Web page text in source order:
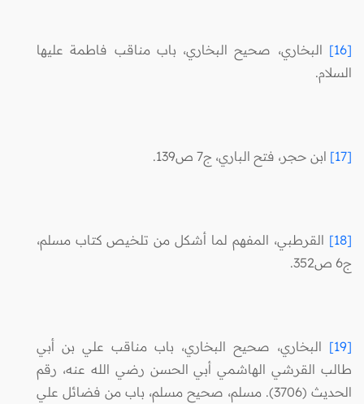
[16]
البخاري، صحيح البخاري، باب مناقب فاطمة عليها
السلام.
[17] ابن حجر، فتح الباري، ج7 ص139.
[18]
القرطبي، المفهم لما أشكل من تلخيص كتاب مسلم،
ج6 ص352.
[19]
البخاري، صحيح البخاري، باب مناقب علي بن أبي
طالب القرشي الهاشمي أبي الحسن رضي الله عنه، رقم
الحديث (3706). مسلم، صحيح مسلم، باب من فضائل علي